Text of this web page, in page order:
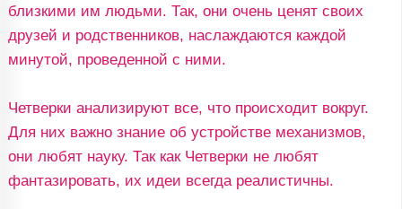
близкими им людьми. Так, они очень ценят своих
друзей и родственников, наслаждаются каждой
минутой, проведенной с ними.
Четверки анализируют все, что происходит вокруг.
Для них важно знание об устройстве механизмов,
они любят науку. Так как Четверки не любят
фантазировать, их идеи всегда реалистичны.